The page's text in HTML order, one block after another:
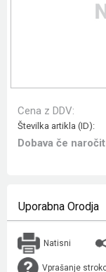
Cena z DDV:
Številka artikla (ID):
Dobava če
Uporabna Orodja
Natisni
Vprašanje